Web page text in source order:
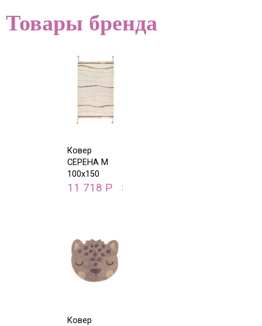
Товары бренда
Ковер
СЕРЕНА M
100х150
11 718 Р 23 435
Ковер